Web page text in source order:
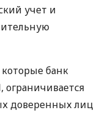
учет и
которые банк
доверенных лиц